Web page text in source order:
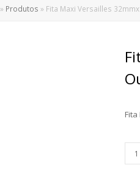
» Produtos » Fita Maxi Versailles